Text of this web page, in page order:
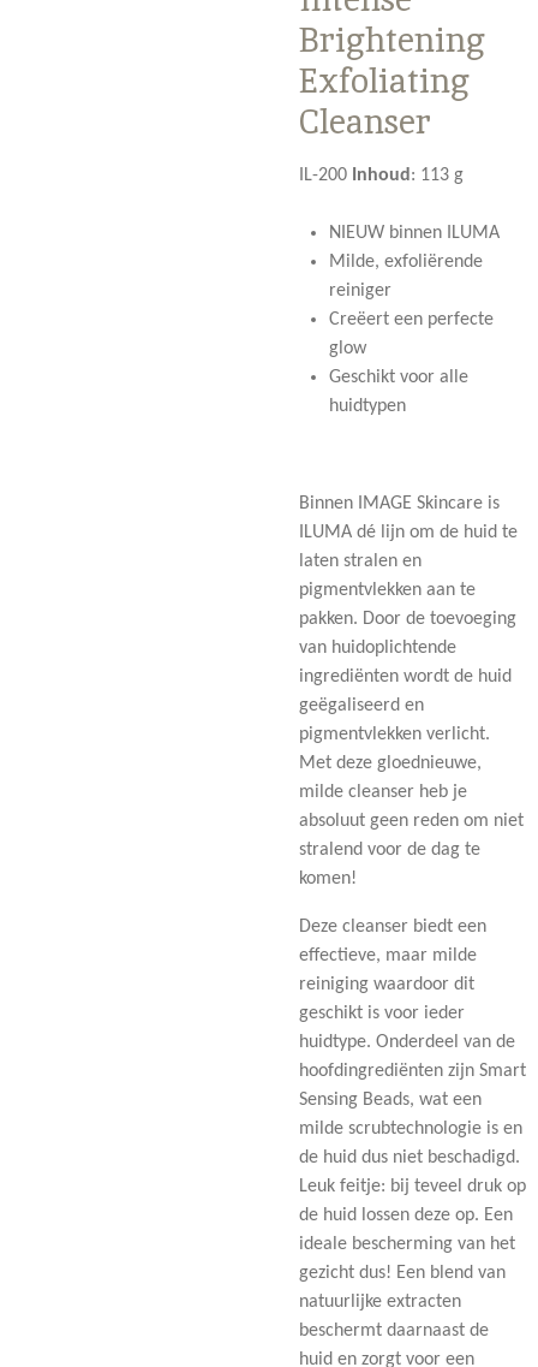
Brightening
Exfoliating
Cleanser
IL-200 Inhoud : 113 g
NIEUW binnen ILUMA
Milde, exfoliërende
reiniger
Creëert een perfecte
glow
Geschikt voor alle
huidtypen
Binnen IMAGE Skincare is
ILUMA dé lijn om de huid te
laten stralen en
pigmentvlekken aan te
pakken. Door de toevoeging
van huidoplichtende
ingrediënten wordt de huid
geëgaliseerd en
pigmentvlekken verlicht.
Met deze gloednieuwe,
milde cleanser heb je
absoluut geen reden om niet
stralend voor de dag te
komen!
Deze cleanser biedt een
effectieve, maar milde
reiniging waardoor dit
geschikt is voor ieder
huidtype. Onderdeel van de
hoofdingrediënten zijn Smart
Sensing Beads, wat een
milde scrubtechnologie is en
de huid dus niet beschadigd.
Leuk feitje: bij teveel druk op
de huid lossen deze op. Een
ideale bescherming van het
gezicht dus! Een blend van
natuurlijke extracten
beschermt daarnaast de
huid en zorgt voor een